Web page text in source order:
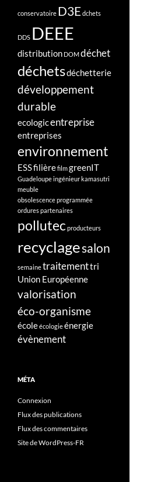
conservatoire D3Edchets
DDS DEEE
distribution DOMdéchet
déchetsdéchetterie
développement
durable
ecologicentreprise
entreprises
environnement
ESSfilièrefilmgreenIT
Guadeloupeingénieurkamasutri
meuble
obsolescence programmée
ordurespartenaires
pollutec producteurs
recyclagesalon
semainetraitementtri
Union Européenne
valorisation
éco-organisme
écoleécologieénergie
évènement
MÉTA
Connexion
Flux des publications
Flux des commentaires
Site de WordPress-FR